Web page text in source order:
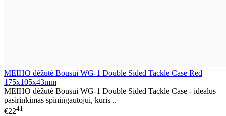
MEIHO dėžutė Bousui WG-1 Double Sided Tackle Case Red
175x105x43mm
MEIHO dėžutė Bousui WG-1 Double Sided Tackle Case - idealus
pasirinkimas spiningautojui, kuris ..
€2241